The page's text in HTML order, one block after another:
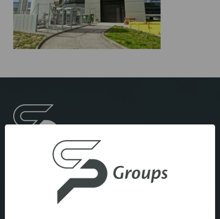
Mentions légales
Politique de confidentialité